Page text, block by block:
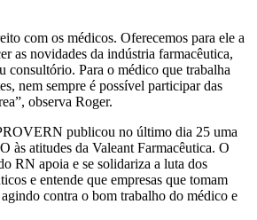
com os médicos. Oferecemos para ele a
as novidades da indústria farmacêutica,
consultório. Para o médico que trabalha
nem sempre é possível participar das
observa Roger.
publicou no último dia 25 uma
atitudes da Valeant Farmacêutica. O
RN apoia e se solidariza a luta dos
e entende que empresas que tomam
contra o bom trabalho do médico e